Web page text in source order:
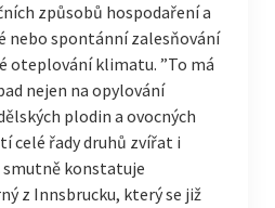
způsobů hospodaření a
nebo spontánní zalesňování
oteplování klimatu. ”To má
nejen na opylování
plodin a ovocných
celé řady druhů zvířat i
smutně konstatuje
z Innsbrucku, který se již